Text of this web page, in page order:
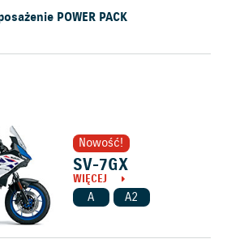
POWER PACK
Nowość!
SV-7GX
WIĘCEJ
A A2